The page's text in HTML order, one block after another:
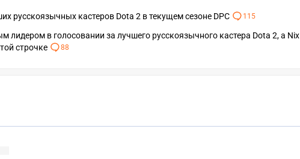
русскоязычных кастеров Dota 2 в текущем сезоне DPC 115
лидером в голосовании за лучшего русскоязычного кастера Dota 2, а Nix
строчке
88